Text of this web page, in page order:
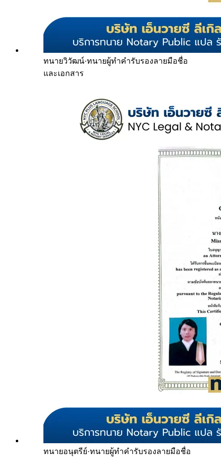
ทนายวิวัฒน์·ทนายผู้ทำคำรับรองลายมือชื่อ
และเอกสาร
ทนายอนุตรีย์·ทนายผู้ทำคำรับรองลายมือชื่อ